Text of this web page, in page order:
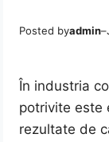
Posted byadmin–
În industria
potrivite este
rezultate de